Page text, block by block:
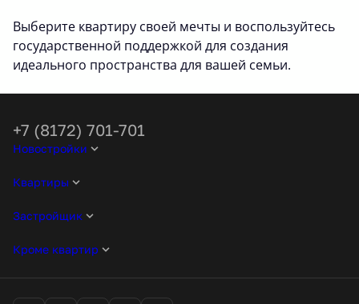
Выберите квартиру своей мечты и воспользуйтесь
государственной поддержкой для создания
идеального пространства для вашей семьи.
Новостройки
Квартиры
Застройщик
Кроме квартир
+7 (8172) 701-701